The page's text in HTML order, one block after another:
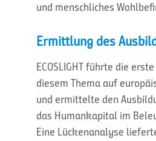
und menschliches
Ermittlung des
ECOSLIGHT führte die
diesem Thema auf
und ermittelte den
das Humankapital im
Eine Lückenanalyse